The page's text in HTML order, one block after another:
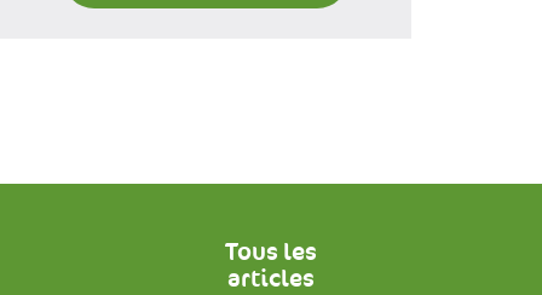
Tous les
articles